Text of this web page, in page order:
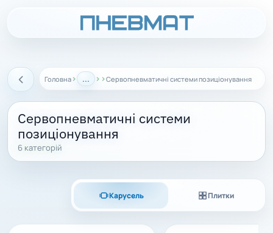
Назад Головна › ... › ›Сервопневматичні системи позиціонування
Сервопневматичні системи
позиціонування
6 категорій
Карусель Плитки